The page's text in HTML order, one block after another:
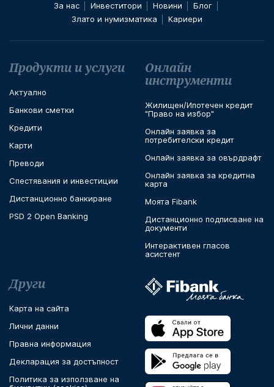
За нас Инвеститори Новини
Блог
Злато и нумизматика
Кариери
Футър навигация
Продукти и услуги
Актуално
Банкови сметки
Кредити
Карти
Преводи
Спестявания и инвестиции
Дистанционно банкиране
PSD 2 Open Banking
Онлайн
инструменти
Жилищен/Ипотечен кредит
"Право на избор"
Онлайн заявка за
потребителски кредит
Онлайн заявка за овърдрафт
Онлайн заявка за кредитна
карта
Моята Fibank
Дистанционно подписване на
документи
Интерактивен гласов
асистент
Други
Карта на сайта
Лични данни
Правна информация
Декларация за достъпност
Политика за използване на